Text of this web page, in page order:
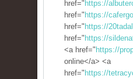
href=" https://
href=" https://
href=" https://
href=" https://
<a href=" https://
online</a> <a
href=" https://